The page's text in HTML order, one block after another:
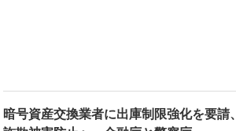
暗号資産交換業者に出庫制限強化を要請、